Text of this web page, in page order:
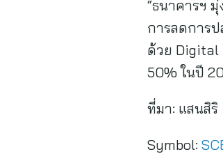
“ธนาคารฯ
การลดการ
ด้วย Digital
50% ในปี
ที่มา: แสนสิริ
Symbol: